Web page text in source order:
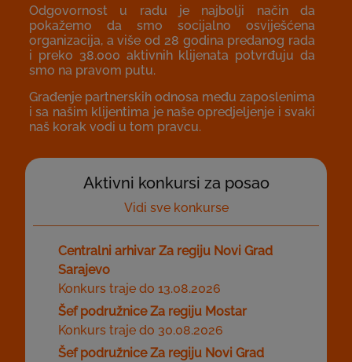
Odgovornost u radu je najbolji način da
pokažemo da smo socijalno osviješćena
organizacija, a više od 28 godina predanog rada
i preko 38.000 aktivnih klijenata potvrđuju da
smo na pravom putu.
Građenje partnerskih odnosa među zaposlenima
i sa našim klijentima je naše opredjeljenje i svaki
naš korak vodi u tom pravcu.
Aktivni konkursi za posao
Vidi sve konkurse
Centralni arhivar Za regiju Novi Grad
Sarajevo
Konkurs traje do 13.08.2026
Šef podružnice Za regiju Mostar
Konkurs traje do 30.08.2026
Šef podružnice Za regiju Novi Grad